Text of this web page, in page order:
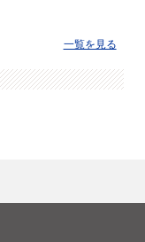
一覧を見る